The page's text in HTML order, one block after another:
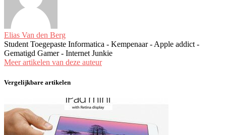
Elias Van den Berg
Student Toegepaste Informatica - Kempenaar - Apple addict -
Gematigd Gamer - Internet Junkie
Meer artikelen van deze auteur
Vergelijkbare artikelen